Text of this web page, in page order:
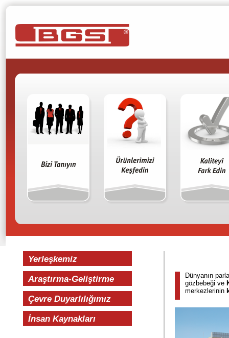
Yerleşkemiz
Araştırma-Geliştirme
Çevre Duyarlılığımız
İnsan Kaynakları
Dünyanın
gözbebeği ve
merkezlerinin